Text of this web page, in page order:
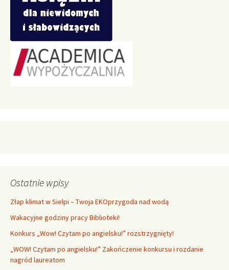
Ostatnie wpisy
Złap klimat w Sielpi – Twoja EKOprzygoda nad wodą
Wakacyjne godziny pracy Biblioteki!
Konkurs „Wow! Czytam po angielsku!” rozstrzygnięty!
„WOW! Czytam po angielsku!” Zakończenie konkursu i rozdanie
nagród laureatom